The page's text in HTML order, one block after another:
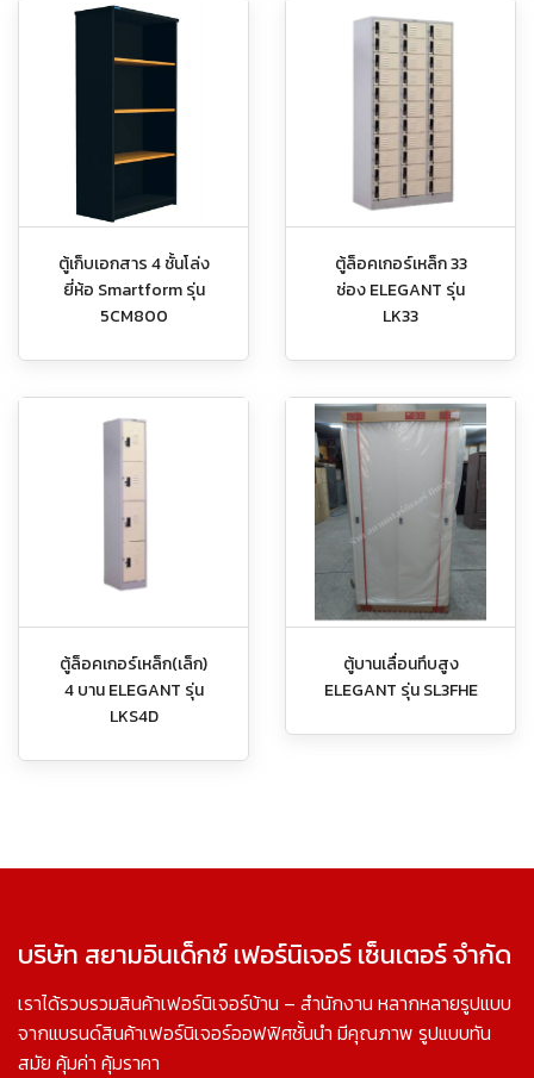
ตู้เก็บเอกสาร 4 ชั้นโล่ง
ยี่ห้อ Smartform รุ่น
5CM800
ตู้ล็อคเกอร์เหล็ก 33
ช่อง ELEGANT รุ่น
LK33
ตู้ล็อคเกอร์เหล็ก(เล็ก)
4 บาน ELEGANT รุ่น
LKS4D
ตู้บานเลื่อนทึบสูง
ELEGANT รุ่น SL3FHE
บริษัท สยามอินเด็กซ์ เฟอร์นิเจอร์ เซ็นเตอร์ จำกัด
เราได้รวบรวมสินค้าเฟอร์นิเจอร์บ้าน – สำนักงาน หลากหลายรูปแบบ
จากแบรนด์สินค้าเฟอร์นิเจอร์ออฟฟิศชั้นนำ มีคุณภาพ รูปแบบทัน
สมัย คุ้มค่า คุ้มราคา